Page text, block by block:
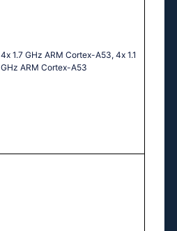
4х 1.7 GНz АRМ Соrtех-А53, 4х 1.1
GНz АRМ Соrtех-А53